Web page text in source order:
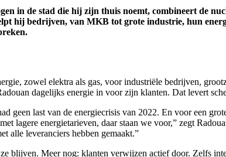
in de stad die hij zijn thuis noemt, combineert de
hij bedrijven, van MKB tot grote industrie, hun
zowel elektra als gas, voor industriële bedrijven,
dagelijks energie in voor zijn klanten. Dat levert
geen last van de energiecrisis van 2022. En voor een
lagere energietarieven, daar staan we voor,” zegt
alle leveranciers hebben gemaakt.”
blijven. Meer nog: klanten verwijzen actief door. Zelfs